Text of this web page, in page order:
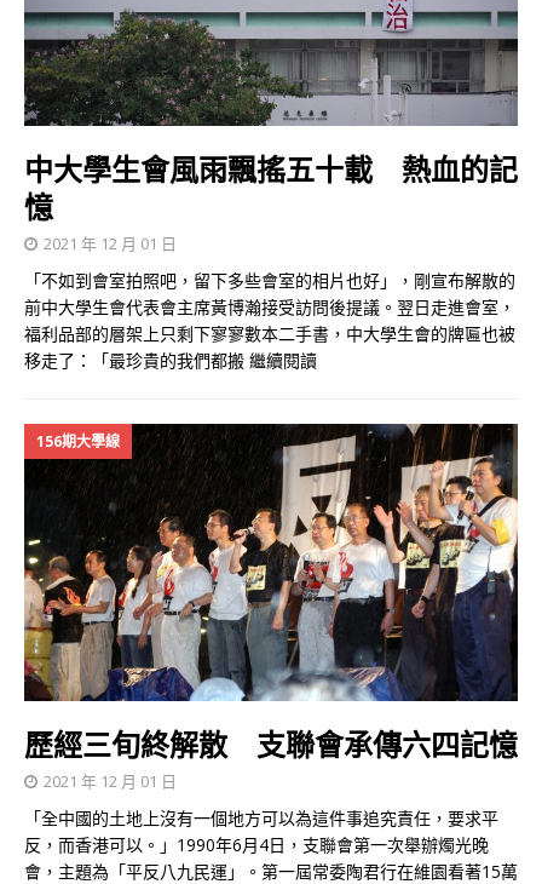
中大學生會風雨飄搖五十載 熱血的記
憶
2021 年 12 月 01 日
「不如到會室拍照吧，留下多些會室的相片也好」，剛宣布解散的
前中大學生會代表會主席黃博瀚接受訪問後提議。翌日走進會室，
福利品部的層架上只剩下寥寥數本二手書，中大學生會的牌匾也被
移走了：「最珍貴的我們都搬 繼續閱讀
156期大學線
歷經三旬終解散 支聯會承傳六四記憶
2021 年 12 月 01 日
「全中國的土地上沒有一個地方可以為這件事追究責任，要求平
反，而香港可以。」1990年6月4日，支聯會第一次舉辦燭光晚
會，主題為「平反八九民運」。第一屆常委陶君行在維園看著15萬